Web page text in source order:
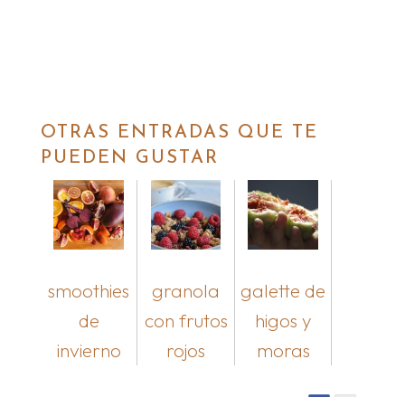
OTRAS ENTRADAS QUE TE
PUEDEN GUSTAR
smoothies
de
invierno
granola
con frutos
rojos
galette de
higos y
moras